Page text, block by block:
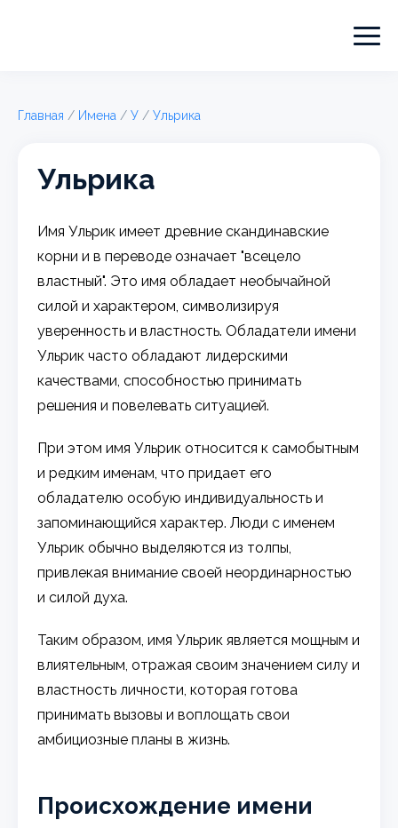
Главная / Имена / У / Ульрика
Ульрика
Имя Ульрик имеет древние скандинавские
корни и в переводе означает "всецело
властный". Это имя обладает необычайной
силой и характером, символизируя
уверенность и властность. Обладатели имени
Ульрик часто обладают лидерскими
качествами, способностью принимать
решения и повелевать ситуацией.
При этом имя Ульрик относится к самобытным
и редким именам, что придает его
обладателю особую индивидуальность и
запоминающийся характер. Люди с именем
Ульрик обычно выделяются из толпы,
привлекая внимание своей неординарностью
и силой духа.
Таким образом, имя Ульрик является мощным и
влиятельным, отражая своим значением силу и
властность личности, которая готова
принимать вызовы и воплощать свои
амбициозные планы в жизнь.
Происхождение имени